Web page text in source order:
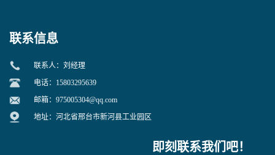
联系信息
联系人：刘经理
电话：15803295639
邮箱： 975005304@qq.com
地址：河北省邢台市新河县工业园区
即刻联系我们吧！